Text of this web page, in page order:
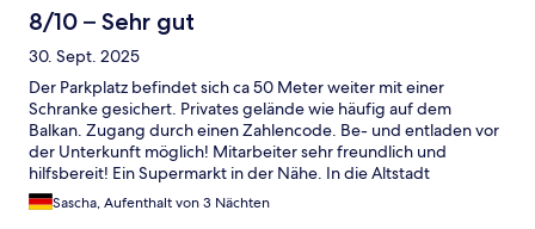
8/10 – Sehr gut
30. Sept. 2025
Der Parkplatz befindet sich ca 50 Meter weiter mit einer
Schranke gesichert. Privates gelände wie häufig auf dem
Balkan. Zugang durch einen Zahlencode. Be- und entladen vor
der Unterkunft möglich! Mitarbeiter sehr freundlich und
hilfsbereit! Ein Supermarkt in der Nähe. In die Altstadt
(Marktplatz) 10 Min zu Fuß, bis ans Wasser 15-20 Min. In
Verbindung mit dem Parkplatz (inklusive!!) echt eine Top Lage.
Sascha, Aufenthalt von 3 Nächten